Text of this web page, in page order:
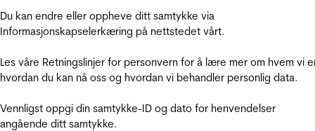
Du kan endre eller oppheve ditt samtykke via
Informasjonskapselerkæring på nettstedet vårt.
Les våre Retningslinjer for personvern for å lære mer om hvem vi
hvordan du kan nå oss og hvordan vi behandler personlig data.
Vennligst oppgi din samtykke-ID og dato for henvendelser
angående ditt samtykke.